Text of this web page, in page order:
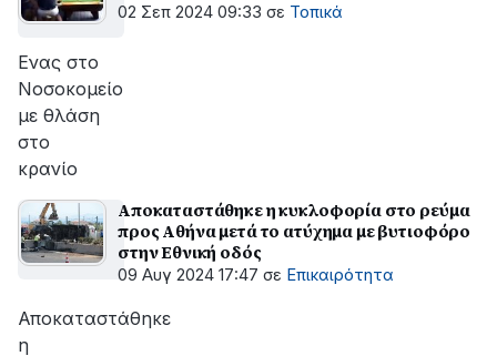
02 Σεπ 2024 09:33 σε Τοπικά
Ενας στο
Νοσοκομείο
με θλάση
στο
κρανίο
Αποκαταστάθηκε η κυκλοφορία στο ρεύμα
προς Αθήνα μετά το ατύχημα με βυτιοφόρο
στην Εθνική οδός
09 Αυγ 2024 17:47 σε Επικαιρότητα
Αποκαταστάθηκε
η